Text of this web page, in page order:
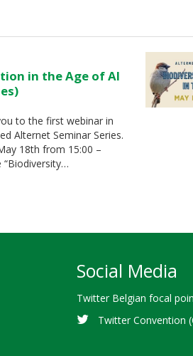
in the Age of AI
to the first webinar in
Alternet Seminar Series.
18th from 15:00 –
“Biodiversity…
Social Media
Twitter Belgian focal
Twitter Convention